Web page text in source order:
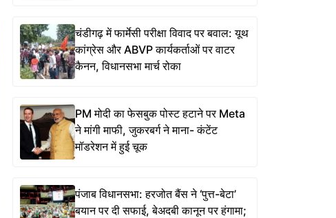
चंडीगढ़ में फार्मेसी परीक्षा विवाद पर बवाल: यूथ
कांग्रेस और ABVP कार्यकर्ताओं पर वाटर
कैनन, विधानसभा मार्च रोका
PM मोदी का फेसबुक पोस्ट हटाने पर Meta
ने मांगी माफी, जुकरबर्ग ने माना- कंटेंट
मॉडरेशन में हुई चूक
पंजाब विधानसभा: हरजोत बैंस ने ‘पुत्त-बेटा’
बयान पर दी सफाई, बेअदबी कानून पर हंगामा;